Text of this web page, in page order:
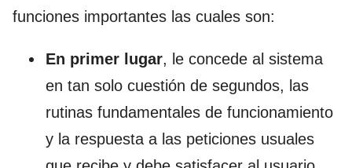
funciones importantes las cuales son:
En primer lugar, le concede al sistema
en tan solo cuestión de segundos, las
rutinas fundamentales de funcionamiento
y la respuesta a las peticiones usuales